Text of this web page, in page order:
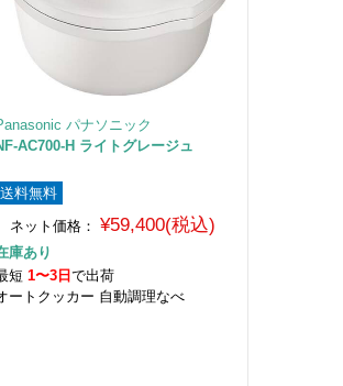
パナソニック
AC700-H ライトグレージュ
送料無料
ネット価格： ¥59,400(税込)
庫あり
短 1〜3日 で出荷
ートクッカー 自動調理なべ